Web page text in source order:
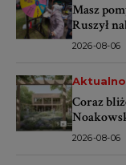
Masz
Ruszył
2026-08-06
Coraz
ponad 16
2026-08-06